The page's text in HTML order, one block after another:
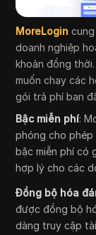
MoreLogin
doanh nghiệp
khoản đồng
muốn chạy các
gói trả phí ban
Bậc miễn phí:
phóng cho
bậc miễn phí có
hợp lý cho các
Đồng bộ hóa
được đồng bộ
dàng truy cập